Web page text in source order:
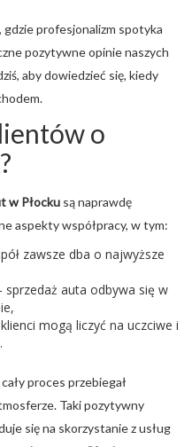
gdzie profesjonalizm spotyka
pozytywne opinie naszych
aby dowiedzieć się, kiedy
o
w Płocku są naprawdę
aspekty współpracy, w tym:
zawsze dba o najwyższe
sprzedaż auta odbywa się w
mogą liczyć na uczciwe i
proces przebiegał
Taki pozytywny
się na skorzystanie z usług